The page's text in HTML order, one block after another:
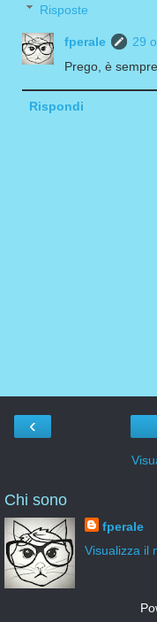
Risposte
fperale
29
Prego, è
Rispondi
‹
Chi sono
fperale
Visualizza il